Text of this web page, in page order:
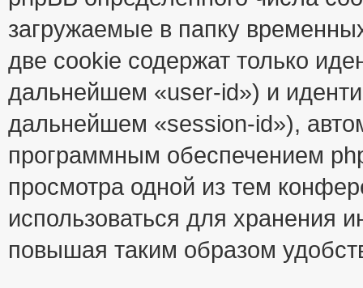
загружаемые в папку
две cookie содержат только
дальнейшем «user-id») и
дальнейшем «session-id»),
программным обеспечением
просмотра одной из тем
использоваться для хранения
повышая таким образом